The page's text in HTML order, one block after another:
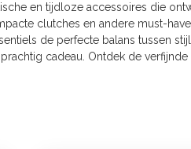
en tijdloze accessoires die
clutches en andere must-
de perfecte balans tussen
cadeau. Ontdek de